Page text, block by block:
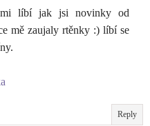
mi líbí jak jsi novinky od
mě zaujaly rtěnky :) líbí se
Reply